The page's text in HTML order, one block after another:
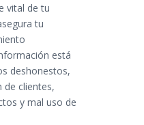
vital de tu
tu
está
deshonestos,
de clientes,
y mal uso de